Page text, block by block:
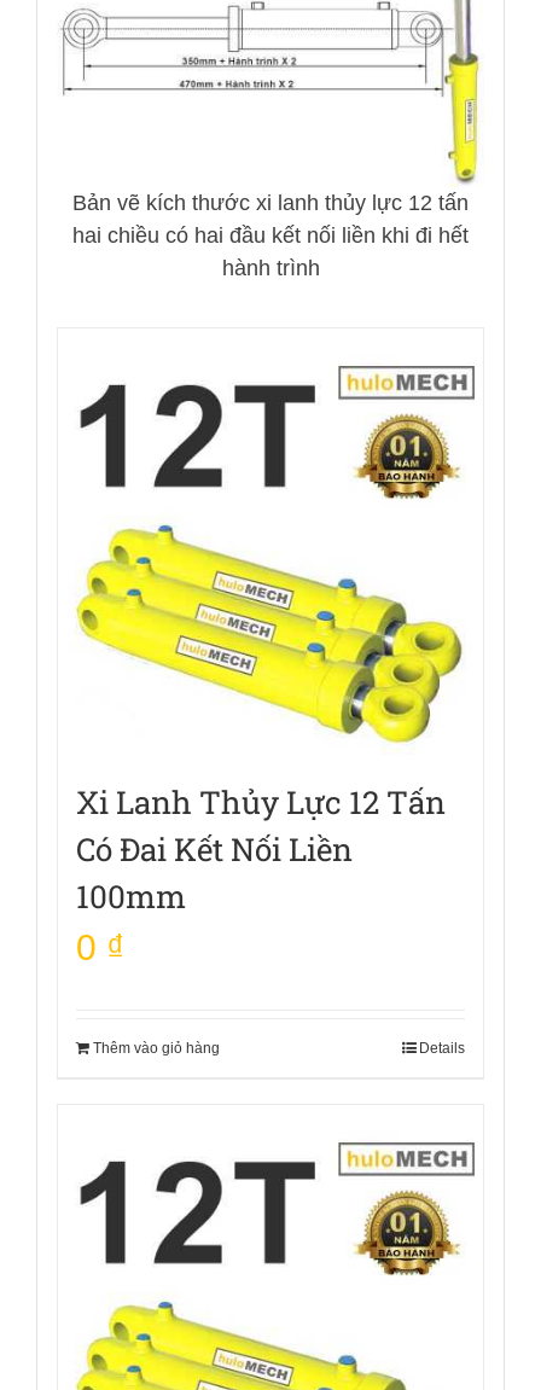
Bản vẽ kích thước xi lanh thủy lực 12 tấn
hai chiều có hai đầu kết nối liền khi đi hết
hành trình
Xi Lanh Thủy Lực 12 Tấn
Có Đai Kết Nối Liền
100mm
0 ₫
Thêm vào giỏ hàng Details